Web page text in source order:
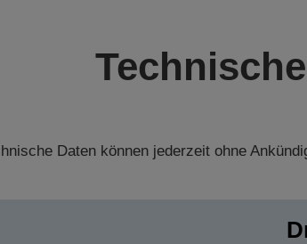
Daten können jederzeit ohne